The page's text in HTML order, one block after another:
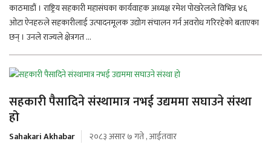
काठमाडौं । राष्ट्रिय सहकारी महासंघका कार्यवाहक अध्यक्ष रमेश पोखरेलले विभिन्न ४६
ओटा ऐनहरुले सहकारीलाई उत्पादनमूलक उद्योग संचालन गर्न अवरोध गरिरहेको बताएका
छन् । उनले राज्यले क्षेत्रगत ...
सहकारी पैसादिने संस्थामात्र नभई उद्यममा सघाउने संस्था
हो
Sahakari Akhabar
२०८३ असार ७ गते , आईतवार